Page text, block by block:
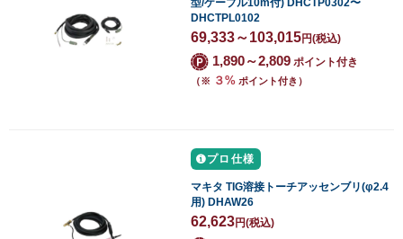
型/ケーブル10m付) DHCTP0302〜
DHCTPL0102
69,333～103,015円(税込)
1,890～2,809 ポイント付き
（※ ３% ポイント付き）
プロ仕様
マキタ TIG溶接トーチアッセンブリ(φ2.4
用) DHAW26
62,623円(税込)